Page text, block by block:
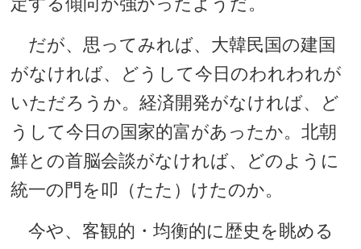
だが、思ってみれば、大韓民国の建国
がなければ、どうして今日のわれわれが
いただろうか。経済開発がなければ、ど
うして今日の国家的富があったか。北朝
鮮との首脳会談がなければ、どのように
統一の門を叩（たた）けたのか。
今や、客観的・均衡的に歴史を眺める